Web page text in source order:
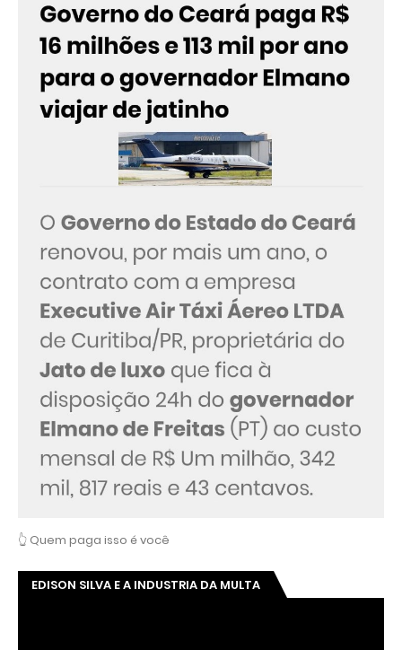
👆 Quem paga isso é você
EDISON SILVA E A INDUSTRIA DA MULTA